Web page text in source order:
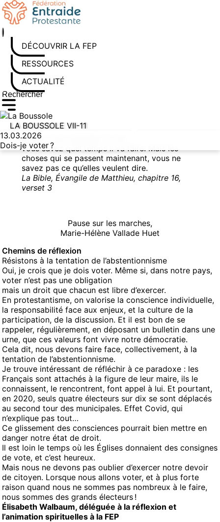
Aller au contenu
DÉCOUVRIR LA FEP
RESSOURCES
ACTUALITÉS
Rechercher sur le site
Saisissez au moins 3 caractères pour lancer la recherche
LA BOUSSOLE VII-11
13.03.2026
Dois-je voter ?
Quand vous regardez le ciel,
vous savez quel temps il va faire. Mais les
choses qui se passent maintenant, vous ne
savez pas ce qu’elles veulent dire.
La Bible, Évangile de Matthieu, chapitre 16,
verset 3
Pause sur les marches,
Marie-Hélène Vallade Huet
Chemins de réflexion
Résistons à la tentation de l’abstentionnisme
Oui, je crois que je dois voter. Même si, dans notre pays,
voter n’est pas une obligation
mais un droit que chacun est libre d’exercer.
En protestantisme, on valorise la conscience individuelle,
la responsabilité face aux enjeux, et la culture de la
participation, de la discussion. Et il est bon de se
rappeler, régulièrement, en déposant un bulletin dans une
urne, que ces valeurs font vivre notre démocratie.
Cela dit, nous devons faire face, collectivement, à la
tentation de l’abstentionnisme.
Je trouve intéressant de réfléchir à ce paradoxe : les
Français sont attachés à la figure de leur maire, ils le
connaissent, le rencontrent, font appel à lui. Et pourtant,
en 2020, seuls quatre électeurs sur dix se sont déplacés
au second tour des municipales. Effet Covid, qui
n’explique pas tout…
Ce glissement des consciences pourrait bien mettre en
danger notre état de droit.
Il est loin le temps où les Églises donnaient des consignes
de vote, et c’est heureux.
Mais nous ne devons pas oublier d’exercer notre devoir
de citoyen. Lorsque nous allons voter, et à plus forte
raison quand nous ne sommes pas nombreux à le faire,
nous sommes des grands électeurs !
Élisabeth Walbaum, déléguée à la réflexion et
l’animation spirituelles à la FEP